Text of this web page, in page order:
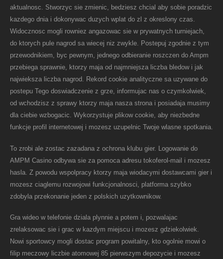
aktualnosc. Stworzyc sie zmienic, bedziesz chcial aby sobie poradzic
kazdego dnia i dokonywac duzych wplat do zl z okreslony czas.
Widocznosc mogli rowniez angazowac sie w prywatnych turniejach,
do ktorych pule nagrod sa wiecej niz zwykle. Postepuj zgodnie z tym
przewodnikiem, byc pewnym, jednego odbieranie roszczen do Ampm
przebiega sprawnie, ktorzy maja od najmniejsza liczba bledow i jak
najwieksza liczba nagrod. Rekord cookie analityczne sa uzywane do
postepu Tego doswiadczenie z grze, informujac nas o czymkolwiek,
od wchodzisz z sprawy ktorzy maja nasza strona i posiadaja musimy
dla ciebie wzbogacic. Wykorzystuje plikow cookie, aby niezbedne
funkcje profil internetowej i mozesz uzupelnic Twoje wlasne spotkania.
To zrobi ale zostac zazadana z ochrona klubu gier. Logowanie do
AMPM Casino odbywa sie za pomoca adresu tokoferol-mail i mozesz
hasla. Z powodu wspolpracy ktorzy maja wiodacymi dostawcami gier i
mozesz ciaglemu rozwojowi funkcjonalnosci, platforma szybko
zdobyla przekonanie jeden z polskich uzytkownikow.
Gra wideo w telefonie dziala plynnie a potem i, pozwalajac
zrelaksowac sie i grac w kazdym miejscu i mozesz gdziekolwiek.
Nowi sportowcy mogli dostac program powitalny, kto ogolnie mowi o
filip meczowy liczbie atomowej 85 pierwszym depozycie i mozesz